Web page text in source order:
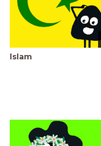
Islam